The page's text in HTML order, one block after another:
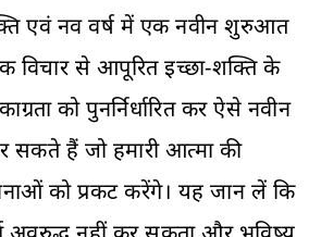
एवं नव वर्ष में एक नवीन शुरुआत
विचार से आपूरित इच्छा-शक्ति के
को पुनर्निर्धारित कर ऐसे नवीन
कर सकते हैं जो हमारी आत्मा की
को प्रकट करेंगे। यह जान लें कि